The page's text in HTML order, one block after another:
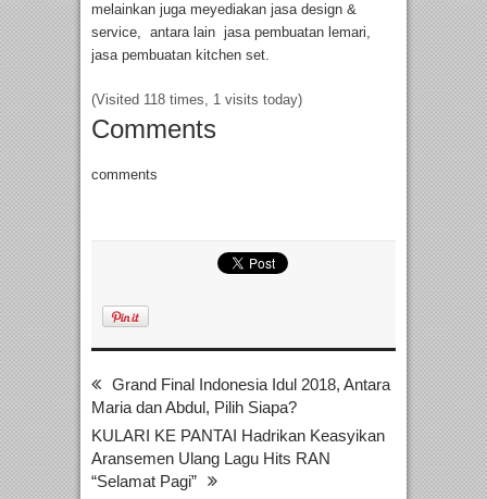
melainkan juga meyediakan jasa design &
service, antara lain jasa pembuatan lemari,
jasa pembuatan kitchen set.
(Visited 118 times, 1 visits today)
Comments
comments
Grand Final Indonesia Idul 2018, Antara
Maria dan Abdul, Pilih Siapa?
KULARI KE PANTAI Hadrikan Keasyikan
Aransemen Ulang Lagu Hits RAN
“Selamat Pagi”